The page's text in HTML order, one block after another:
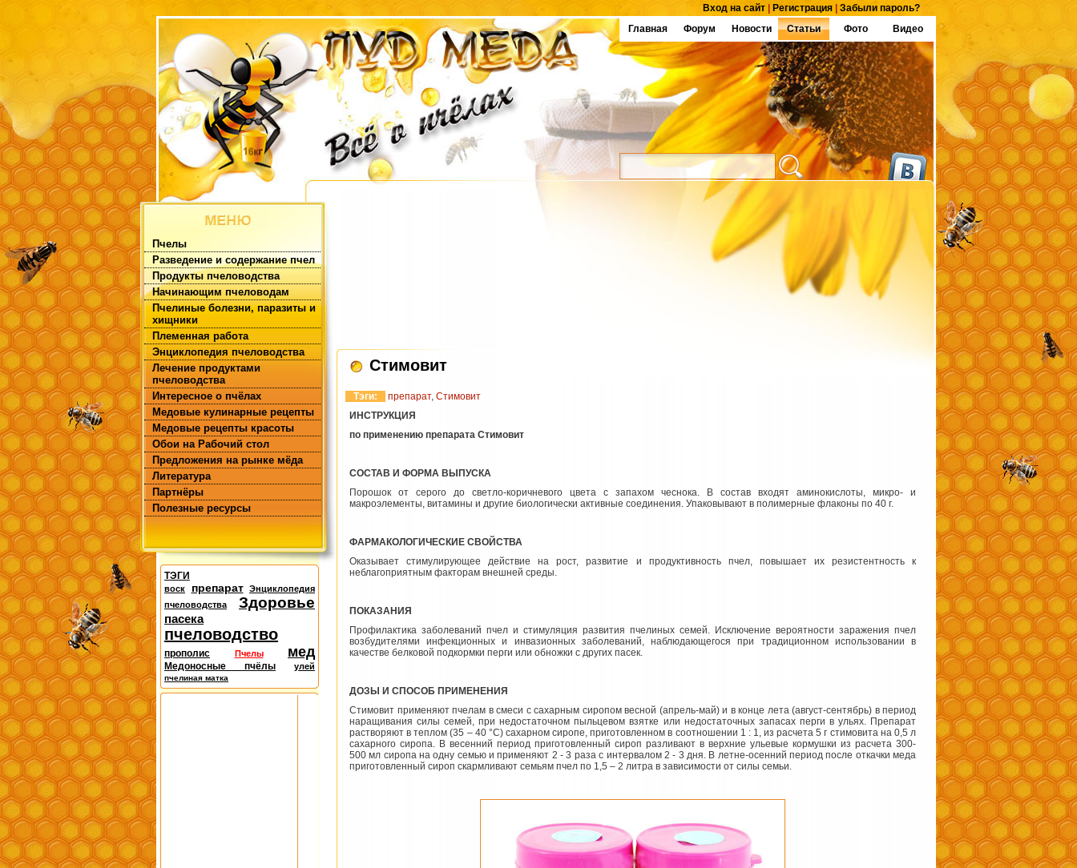
Вход на сайт Регистрация
Забыли пароль?
Главная
Форум Новости Статьи Фото Видео
Пчелы
Разведение и содержание пчел
Продукты пчеловодства
Начинающим пчеловодам
Пчелиные болезни, паразиты и
хищники
Племенная работа
Энциклопедия пчеловодства
Лечение продуктами
пчеловодства
Интересное о пчёлах
Медовые кулинарные рецепты
Медовые рецепты красоты
Обои на Рабочий стол
Предложения на рынке мёда
Литература
Партнёры
Полезные ресурсы
ТЭГИ
воск препарат
Энциклопедия
пчеловодства
Здоровье
пасека
пчеловодство
прополис Пчелы мед
Медоносные пчёлы улей
пчелиная матка
Стимовит
Тэги: препарат, Стимовит
ИНСТРУКЦИЯ
по применению препарата Стимовит
СОСТАВ И ФОРМА ВЫПУСКА
Порошок от серого до светло-коричневого цвета с запахом чеснока. В состав входят аминокислоты, микро- и
макроэлементы, витамины и другие биологически активные соединения. Упаковывают в полимерные флаконы по 40 г.
ФАРМАКОЛОГИЧЕСКИЕ СВОЙСТВА
Оказывает стимулирующее действие на рост, развитие и продуктивность пчел, повышает их резистентность к
неблагоприятным факторам внешней среды.
ПОКАЗАНИЯ
Профилактика заболеваний пчел и стимуляция развития пчелиных семей. Исключение вероятности заражения пчел
возбудителями инфекционных и инвазионных заболеваний, наблюдающегося при традиционном использовании в
качестве белковой подкормки перги или обножки с других пасек.
ДОЗЫ И СПОСОБ ПРИМЕНЕНИЯ
Стимовит применяют пчелам в смеси с сахарным сиропом весной (апрель-май) и в конце лета (август-сентябрь) в период
наращивания силы семей, при недостаточном пыльцевом взятке или недостаточных запасах перги в ульях. Препарат
растворяют в теплом (35 – 40 °С) сахарном сиропе, приготовленном в соотношении 1 : 1, из расчета5 г стимовита на 0,5 л
сахарного сиропа. В весенний период приготовленный сироп разливают в верхние ульевые кормушки из расчета 300-
500 мл сиропа на одну семью и применяют 2 - 3 раза с интервалом 2 - 3 дня. В летне-осенний период после откачки меда
приготовленный сироп скармливают семьям пчел по 1,5 – 2 литра в зависимости от силы семьи.